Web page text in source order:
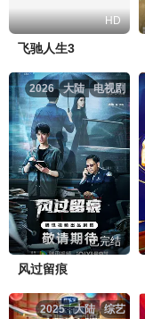
HD
飞驰人生3
电视剧
大陆
2026
已完结
风过留痕
综艺
大陆
2025